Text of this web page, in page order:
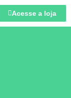
Acesse a loja